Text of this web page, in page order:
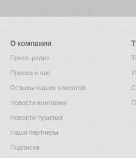
О компании
Пресс-релиз
Пресса о нас
Отзывы наших клиентов
Новости компании
Новости туризма
Наши партнеры
Подписка